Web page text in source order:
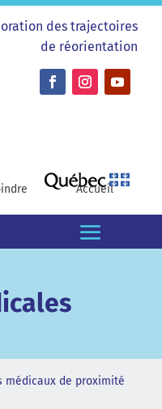
Accueil
des trajectoires
de réorientation
médicaux de proximité